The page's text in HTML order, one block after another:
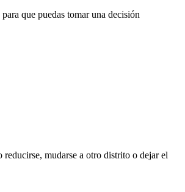
que puedas tomar una decisión
mudarse a otro distrito o dejar el